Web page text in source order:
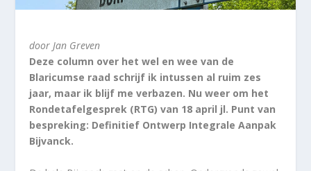
door Jan Greven
Deze column over het wel en wee van de
Blaricumse raad schrijf ik intussen al ruim zes
jaar, maar ik blijf me verbazen. Nu weer om het
Rondetafelgesprek (RTG) van 18 april jl. Punt van
bespreking: Definitief Ontwerp Integrale Aanpak
Bijvanck.